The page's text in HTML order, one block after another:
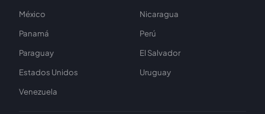
México
Nicaragua
Panamá
Perú
Paraguay
El Salvador
Estados Unidos
Uruguay
Venezuela